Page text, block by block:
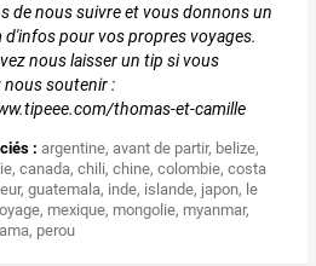
de nous suivre et vous donnons un
d'infos pour vos propres voyages.
nous laisser un tip si vous
nous soutenir :
thomas-et-camille
: argentine,avant de partir, belize,
,canada,chili,chine,colombie,costa
,guatemala, inde, islande, japon, le
, mexique, mongolie, myanmar,
, perou